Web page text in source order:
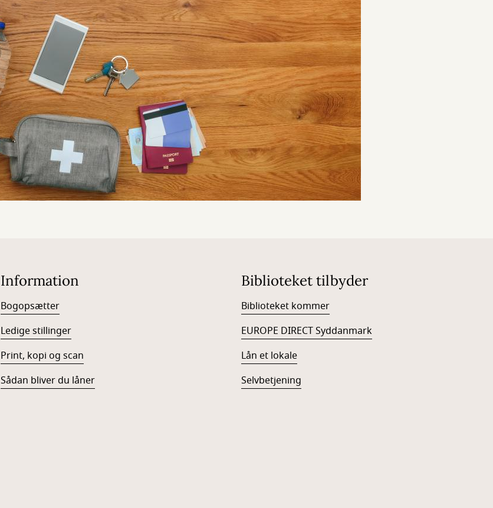
Information
Bogopsætter
Ledige stillinger
Print, kopi og scan
Sådan bliver du låner
Biblioteket tilbyder
Biblioteket kommer
EUROPE DIRECT Syddanmark
Lån et lokale
Selvbetjening